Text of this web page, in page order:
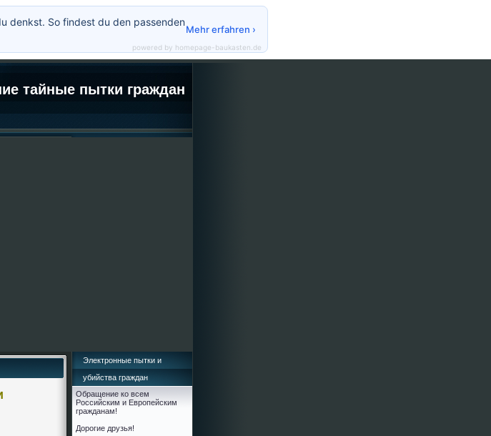
тайные пытки граждан
Электронные пытки и
убийства граждан
Обращение ко всем
Российским и Европейским
гражданам!
Дорогие друзья!
denkst. So findest du den passenden
Mehr erfahren ›
powered by homepage-baukasten.de